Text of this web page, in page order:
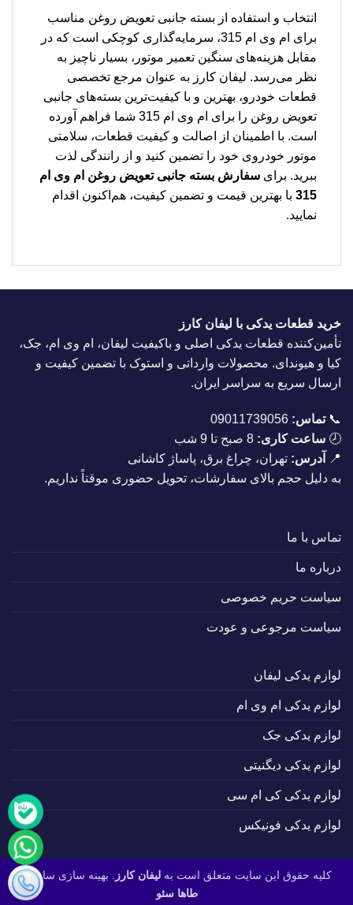
انتخاب و استفاده از بسته جانبی تعویض روغن مناسب
برای ام وی ام 315، سرمایه‌گذاری کوچکی است که در
مقابل هزینه‌های سنگین تعمیر موتور، بسیار ناچیز به
نظر می‌رسد. لیفان کارز به عنوان مرجع تخصصی
قطعات خودرو، بهترین و با کیفیت‌ترین بسته‌های جانبی
تعویض روغن را برای ام وی ام 315 شما فراهم آورده
است. با اطمینان از اصالت و کیفیت قطعات، سلامتی
موتور خودروی خود را تضمین کنید و از رانندگی لذت
ببرید. برای سفارش بسته جانبی تعویض روغن ام وی ام
315 با بهترین قیمت و تضمین کیفیت، هم‌اکنون اقدام
نمایید.
خرید قطعات یدکی با لیفان کارز
تأمین‌کننده قطعات یدکی اصلی و باکیفیت لیفان، ام وی ام، جک،
کیا و هیوندای. محصولات وارداتی و استوک با تضمین کیفیت و
ارسال سریع به سراسر ایران.
📞تماس: 09011739056
🕗 ساعت کاری:
📍
آدرس: تهران، چراغ برق، پاساژ کاشانی
به دلیل حجم بالای سفارشات، تحویل حضوری موقتاً نداریم.
تماس با ما
درباره ما
سیاست حریم خصوصی
سیاست مرجوعی و عودت
لوازم یدکی لیفان
لوازم یدکی ام وی ام
لوازم یدکی جک
لوازم یدکی دیگنیتی
لوازم یدکی کی ام سی
لوازم یدکی فونیکس
کلیه حقوق این سایت متعلق است بهلیفان کارز . بهینه سازی سایت :
طاها سئو